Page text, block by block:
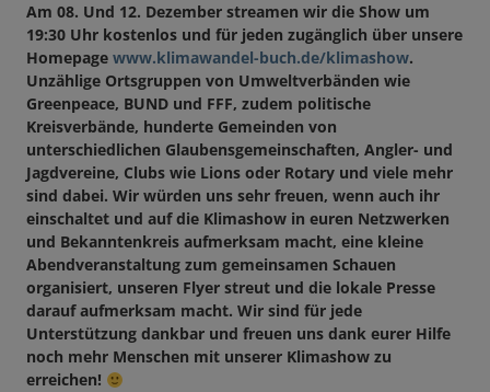
Am 08. Und 12. Dezember streamen wir die Show um
19:30 Uhr kostenlos und für jeden zugänglich über unsere
Homepage www.klimawandel-buch.de/klimashow.
Unzählige Ortsgruppen von Umweltverbänden wie
Greenpeace, BUND und FFF, zudem politische
Kreisverbände, hunderte Gemeinden von
unterschiedlichen Glaubensgemeinschaften, Angler- und
Jagdvereine, Clubs wie Lions oder Rotary und viele mehr
sind dabei. Wir würden uns sehr freuen, wenn auch ihr
einschaltet und auf die Klimashow in euren Netzwerken
und Bekanntenkreis aufmerksam macht, eine kleine
Abendveranstaltung zum gemeinsamen Schauen
organisiert, unseren Flyer streut und die lokale Presse
darauf aufmerksam macht. Wir sind für jede
Unterstützung dankbar und freuen uns dank eurer Hilfe
noch mehr Menschen mit unserer Klimashow zu
erreichen!